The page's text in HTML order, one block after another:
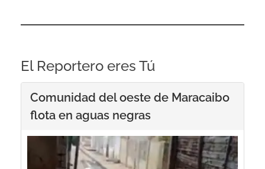
El Reportero eres Tú
Comunidad del oeste de Maracaibo
flota en aguas negras